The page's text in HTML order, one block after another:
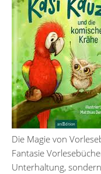
Die Magie von
Fantasie
Unterhaltung,